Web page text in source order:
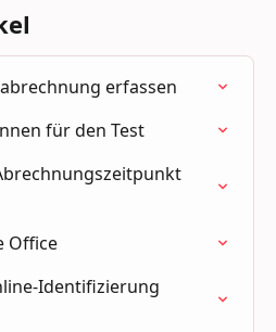
erfassen
für den Test
Office
Identifizierung